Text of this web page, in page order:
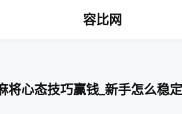
容比网
将心态技巧赢钱_新手怎么稳